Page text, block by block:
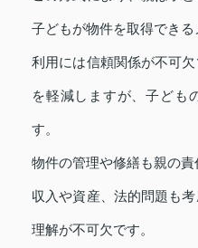
子どもが物件を取得できる
利用には信頼関係が不可
を軽減しますが、子ども
す。
物件の管理や修繕も親の責
収入や資産、法的問題も
理解が不可欠です。